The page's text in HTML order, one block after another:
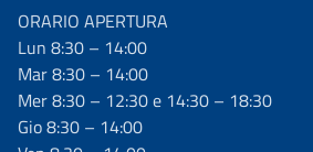
ORARIO APERTURA
Lun 8:30 – 14:00
Mar 8:30 – 14:00
Mer 8:30 – 12:30 e 14:30 – 18:30
Gio 8:30 – 14:00